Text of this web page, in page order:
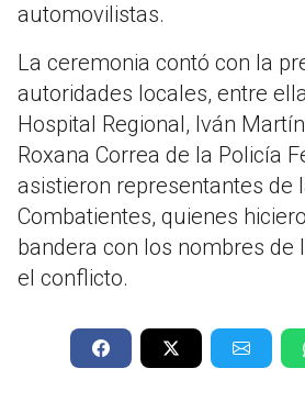
automovilistas.
La ceremonia contó con la
autoridades locales, entre
Hospital Regional, Iván
Roxana Correa de la Policía
asistieron representantes de
Combatientes, quienes
bandera con los nombres de
el conflicto.